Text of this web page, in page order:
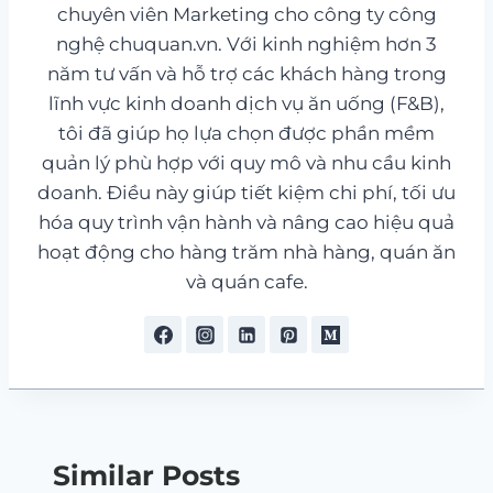
chuyên viên Marketing cho công ty công
nghệ chuquan.vn. Với kinh nghiệm hơn 3
năm tư vấn và hỗ trợ các khách hàng trong
lĩnh vực kinh doanh dịch vụ ăn uống (F&B),
tôi đã giúp họ lựa chọn được phần mềm
quản lý phù hợp với quy mô và nhu cầu kinh
doanh. Điều này giúp tiết kiệm chi phí, tối ưu
hóa quy trình vận hành và nâng cao hiệu quả
hoạt động cho hàng trăm nhà hàng, quán ăn
và quán cafe.
Similar Posts